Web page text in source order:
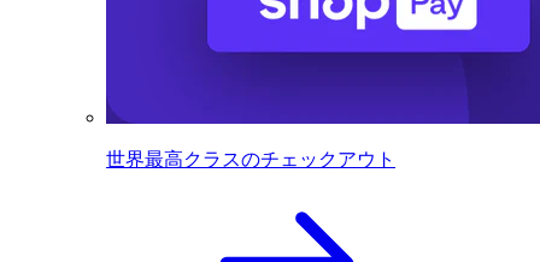
世界最高クラスのチェックアウト